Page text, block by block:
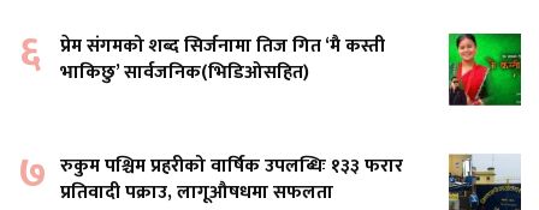
६ प्रेम संगमको शब्द सिर्जनामा तिज गित ‘मै कस्ती
भाकिछु’ सार्वजनिक(भिडिओसहित)
७ रुकुम पश्चिम प्रहरीको वार्षिक उपलब्धिः १३३ फरार
प्रतिवादी पक्राउ, लागूऔषधमा सफलता